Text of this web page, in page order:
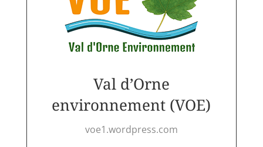
Val d’Orne
environnement (VOE)
voe1.wordpress.com